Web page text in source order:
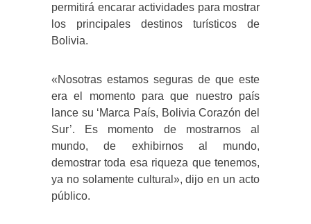
permitirá encarar actividades para mostrar
los principales destinos turísticos de
Bolivia.
«Nosotras estamos seguras de que este
era el momento para que nuestro país
lance su ‘Marca País, Bolivia Corazón del
Sur’. Es momento de mostrarnos al
mundo, de exhibirnos al mundo,
demostrar toda esa riqueza que tenemos,
ya no solamente cultural», dijo en un acto
público.